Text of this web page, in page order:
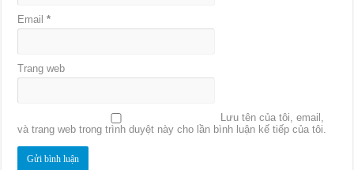
Email*
Trang web
Lưu tên của tôi, email,
và trang web trong trình duyệt này cho lần bình luận kế tiếp của tôi.